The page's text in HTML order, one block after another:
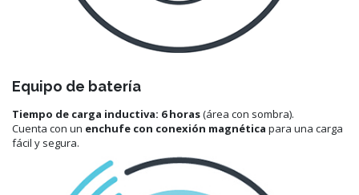
Equipo de batería
Tiempo de carga inductiva: 6 horas(área con sombra).
Cuenta con un enchufe con conexión magnética para una carga
fácil y segura.